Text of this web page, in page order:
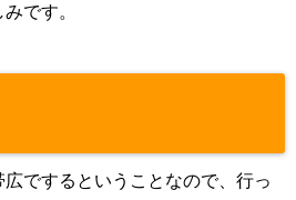
です。
でするということなので、行っ